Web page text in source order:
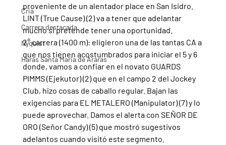
Cria
Carrera destacada
Nyquist
Haras Santa Maria de Araras
proveniente de un alentador place en San Isidro.
LINT (True Cause) (2) va a tener que adelantar
mucho si pretende tener una oportunidad.
2° carrera (1400 m): eligieron una de las tantas CA a
que nos tienen acostumbrados para iniciar el 5 y 6
donde, vamos a confiar en el novato GUARDS
PIMMS (Ejekutor) (2) que en el campo 2 del Jockey
Club, hizo cosas de caballo regular. Bajan las
exigencias para EL METALERO (Manipulator) (7) y lo
puede aprovechar. Damos el alerta con SEÑOR DE
ORO (Señor Candy) (5) que mostró sugestivos
adelantos cuando visitó este segmento.